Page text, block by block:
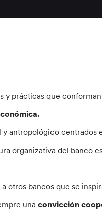
y prácticas que
antropológico centrados
organizativa del banco
otros bancos que se
unaconvicción